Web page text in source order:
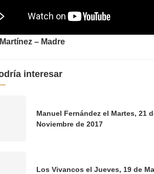
– Madre
interesar
Manuel Fernández el Martes, 21
Noviembre de 2017
Los Vivancos el Jueves, 19 de